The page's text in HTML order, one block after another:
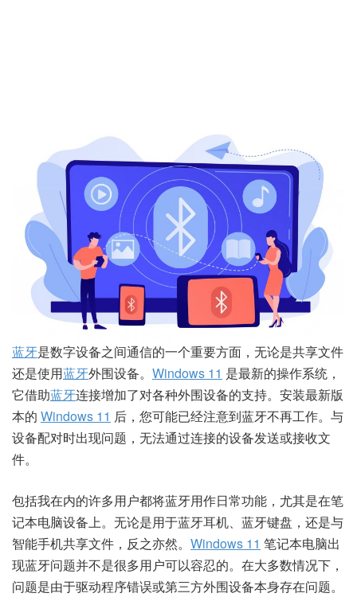
蓝牙是数字设备之间通信的一个重要方面，无论是共享文件
还是使用蓝牙外围设备。 Windows 11 是最新的操作系统，
它借助蓝牙连接增加了对各种外围设备的支持。安装最新版
本的 Windows 11 后，您可能已经注意到蓝牙不再工作。与
设备配对时出现问题，无法通过连接的设备发送或接收文
件。
包括我在内的许多用户都将蓝牙用作日常功能，尤其是在笔
记本电脑设备上。无论是用于蓝牙耳机、蓝牙键盘，还是与
智能手机共享文件，反之亦然。 Windows 11 笔记本电脑出
现蓝牙问题并不是很多用户可以容忍的。在大多数情况下，
问题是由于驱动程序错误或第三方外围设备本身存在问题。